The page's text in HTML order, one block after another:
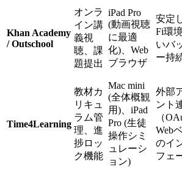
Khan Academy
/ Outschool
オンラ
イン講
義視
聴、課
題提出
iPad Pro
(動画視聴
に最適
化)、Web
ブラウザ
安定
Fi環
いバ
ー持
Time4Learning
教材カ
リキュ
ラム管
理、進
捗ロッ
ク機能
Mac mini
(全体概観
用)、iPad
Pro (生徒
操作シミ
ュレーシ
ョン)
外部
ント
（
Web
のイ
フェ